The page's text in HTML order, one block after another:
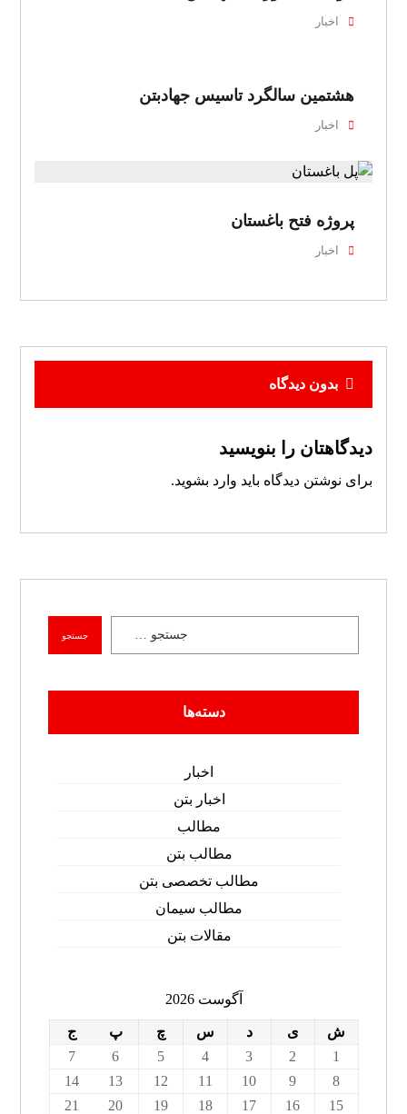
اخبار
هشتمین سالگرد تاسیس جهادبتن
اخبار
پروژه فتح باغستان
اخبار
بدون دیدگاه
دیدگاهتان را بنویسید
برای نوشتن دیدگاه باید وارد بشوید.
جستجو
دسته‌ها
اخبار
اخبار بتن
مطالب
مطالب بتن
مطالب تخصصی بتن
مطالب سیمان
مقالات بتن
آگوست 2026
ش ی د س چ پ
ج
1
2
3
4
5
6
7
8
9
10
11
12
13
14
15
16
17
18
19
20
21